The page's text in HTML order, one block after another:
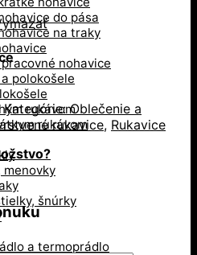
do pása
na traky
nohavice
polokošele
rukávom
rukávom
menovky
šnúrky
a termoprádlo
Kategórie:Oblečenie a
rukavice, Rukavice